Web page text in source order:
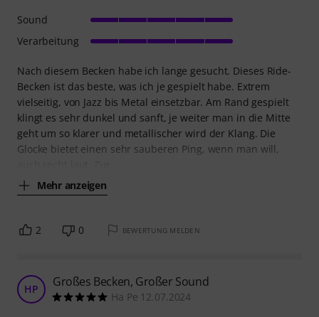
Nach diesem Becken habe ich lange gesucht. Dieses Ride-
Becken ist das beste, was ich je gespielt habe. Extrem
vielseitig, von Jazz bis Metal einsetzbar. Am Rand gespielt
klingt es sehr dunkel und sanft, je weiter man in die Mitte
geht um so klarer und metallischer wird der Klang. Die
Glocke bietet einen sehr sauberen Ping, wenn man will,
Mehr anzeigen
Sound
Verarbeitung
2 0 BEWERTUNG MELDEN
HP Großes Becken, Großer Sound
Ha Pe 12.07.2024